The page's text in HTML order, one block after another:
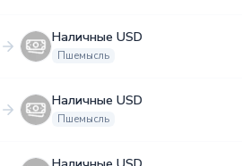
Наличные USD
Пшемысль
Наличные USD
Пшемысль